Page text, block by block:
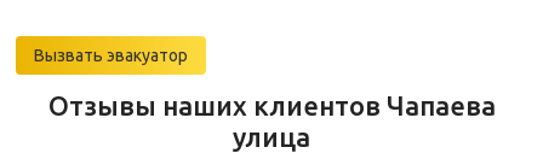
Вызвать эвакуатор
Отзывы наших клиентов Чапаева
улица